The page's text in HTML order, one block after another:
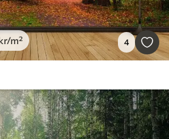
/m² 4